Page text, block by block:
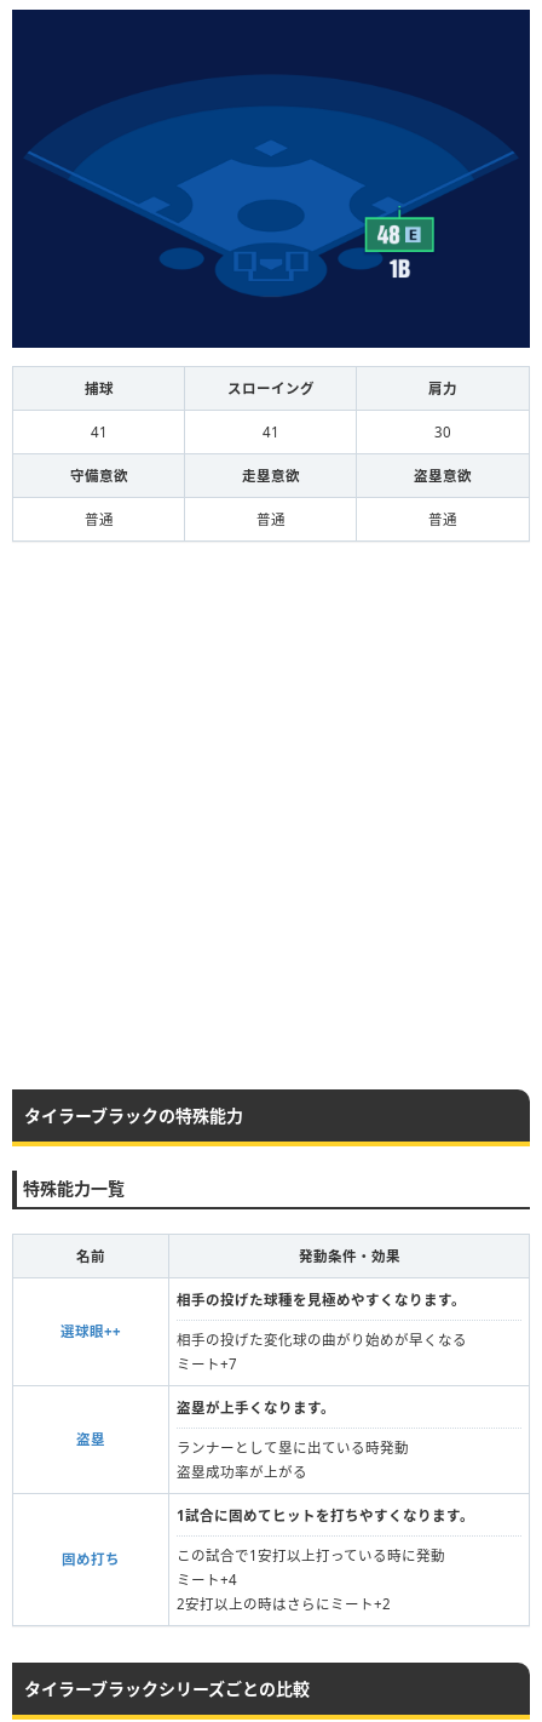
捕球 スローイング 肩力
41 41 30
守備意欲 走塁意欲 盗塁意欲
普通 普通 普通
タイラーブラックの特殊能力
特殊能力一覧
名前 発動条件・効果
選球眼++
相手の投げた球種を見極めやすくなります。
相手の投げた変化球の曲がり始めが早くなる
ミート+7
盗塁
盗塁が上手くなります。
ランナーとして塁に出ている時発動
盗塁成功率が上がる
固め打ち
1試合に固めてヒットを打ちやすくなります。
この試合で1安打以上打っている時に発動
ミート+4
2安打以上の時はさらにミート+2
タイラーブラックシリーズごとの比較